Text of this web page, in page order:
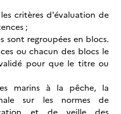
critères d'évaluation de
;
sont regroupées en blocs.
ou chacun des blocs le
pour que le titre ou
marins à la pêche, la
sur les normes de